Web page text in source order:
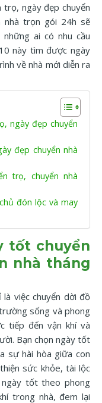
trọ, ngày đẹp chuyển
nhà trọn gói 24h sẽ
ai có nhu cầu
này tìm được ngày
về nhà mới diễn ra
ngày đẹp chuyển
đẹp chuyển nhà
trọ, chuyển nhà
đón lộc và may
tốt chuyển
nhà tháng
là việc chuyển dời đồ
sống và phong
tiếp đến vận khí và
Bạn chọn ngày tốt
sự hài hòa giữa con
sức khỏe, tài lộc
tốt theo phong
trong nhà, đem lại